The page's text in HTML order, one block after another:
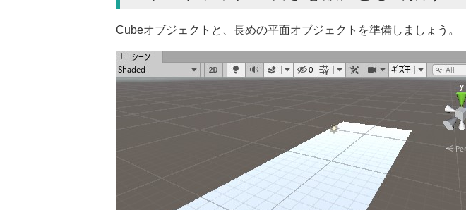
Cubeオブジェクトと、長めの平面オブジェクトを準備しましょう。